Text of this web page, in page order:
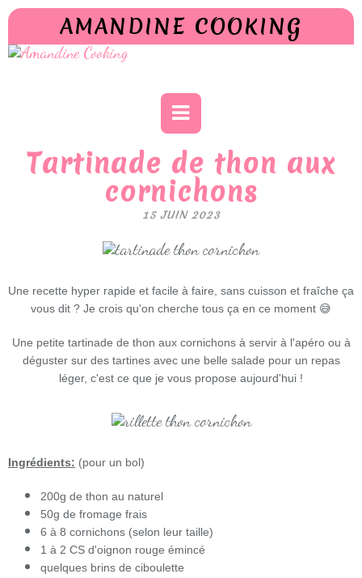
AMANDINE COOKING
Tartinade de thon aux
cornichons
15 JUIN 2023
Une recette hyper rapide et facile à faire, sans cuisson et fraîche ça
vous dit ? Je crois qu'on cherche tous ça en ce moment 😅
Une petite tartinade de thon aux cornichons à servir à l'apéro ou à
déguster sur des tartines avec une belle salade pour un repas
léger, c'est ce que je vous propose aujourd'hui !
Ingrédients: (pour un bol)
200g de thon au naturel
50g de fromage frais
6 à 8 cornichons (selon leur taille)
1 à 2 CS d'oignon rouge émincé
quelques brins de ciboulette